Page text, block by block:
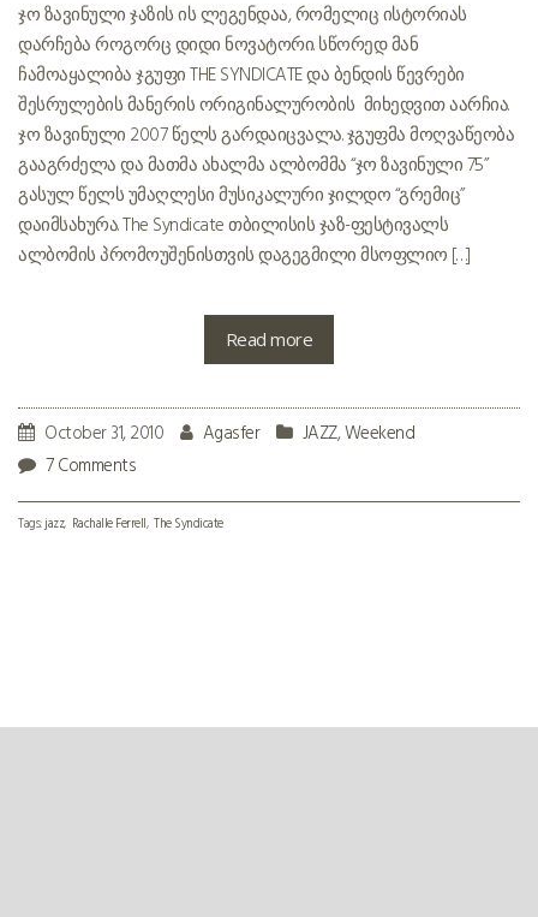
ჯო ზავინული ჯაზის ის ლეგენდაა, რომელიც ისტორიას
დარჩება როგორც დიდი ნოვატორი. სწორედ მან
ჩამოაყალიბა ჯგუფი THE SYNDICATE და ბენდის წევრები
შესრულების მანერის ორიგინალურობის მიხედვით აარჩია.
ჯო ზავინული 2007 წელს გარდაიცვალა. ჯგუფმა მოღვაწეობა
გააგრძელა და მათმა ახალმა ალბომმა “ჯო ზავინული 75”
გასულ წელს უმაღლესი მუსიკალური ჯილდო “გრემიც”
დაიმსახურა. The Syndicate თბილისის ჯაზ-ფესტივალს
ალბომის პრომოუშენისთვის დაგეგმილი მსოფლიო […]
Read more
October 31, 2010 Agasfer JAZZ,Weekend
7 Comments
Tags:jazz Rachalle Ferrell The Syndicate